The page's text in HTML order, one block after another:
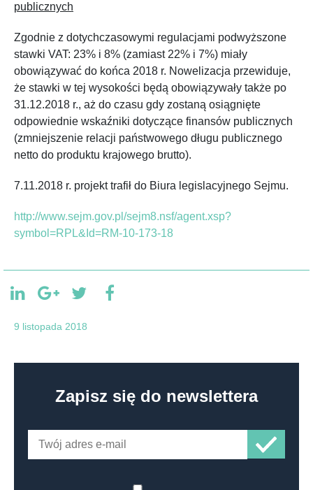
publicznych
Zgodnie z dotychczasowymi regulacjami podwyższone
stawki VAT: 23% i 8% (zamiast 22% i 7%) miały
obowiązywać do końca 2018 r. Nowelizacja przewiduje,
że stawki w tej wysokości będą obowiązywały także po
31.12.2018 r., aż do czasu gdy zostaną osiągnięte
odpowiednie wskaźniki dotyczące finansów publicznych
(zmniejszenie relacji państwowego długu publicznego
netto do produktu krajowego brutto).
7.11.2018 r. projekt trafił do Biura legislacyjnego Sejmu.
http://www.sejm.gov.pl/sejm8.nsf/agent.xsp?
symbol=RPL&Id=RM-10-173-18
9 listopada 2018
Zapisz się do newslettera